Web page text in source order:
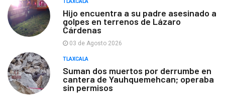
Hijo encuentra a su padre asesinado a
golpes en terrenos de Lázaro
Cárdenas
03 de Agosto 2026
TLAXCALA
Suman dos muertos por derrumbe en
cantera de Yauhquemehcan; operaba
sin permisos